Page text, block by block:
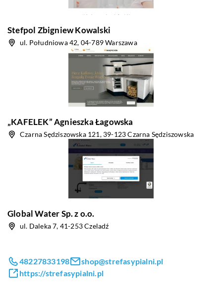
Stefpol Zbigniew Kowalski
ul. Południowa 42, 04-789 Warszawa
„KAFELEK” Agnieszka Łagowska
Czarna Sędziszowska 121, 39-123 Czarna Sędziszowska
Global Water Sp. z o.o.
ul. Daleka 7, 41-253 Czeladź
48227833198
shop@strefasypialni.pl
https://strefasypialni.pl